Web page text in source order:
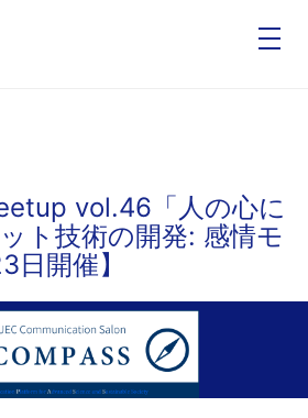
vol.46「⼈の⼼に
ト技術の開発: 感情モ
開催】